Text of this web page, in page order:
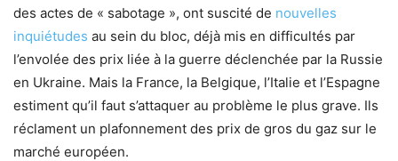
des actes de « sabotage », ont suscité de nouvelles
inquiétudes au sein du bloc, déjà mis en difficultés par
l’envolée des prix liée à la guerre déclenchée par la Russie
en Ukraine. Mais la France, la Belgique, l’Italie et l’Espagne
estiment qu’il faut s’attaquer au problème le plus grave. Ils
réclament un plafonnement des prix de gros du gaz sur le
marché européen.